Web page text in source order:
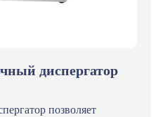
диспергатор
позволяет